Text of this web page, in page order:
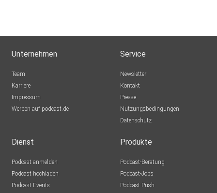
Unternehmen
Team
Karriere
Impressum
Werben auf podcast.de
Service
Newsletter
Kontakt
Presse
Nutzungsbedingungen
Datenschutz
Dienst
Podcast anmelden
Podcast hochladen
Podcast-Events
Produkte
Podcast-Beratung
Podcast-Jobs
Podcast-Push